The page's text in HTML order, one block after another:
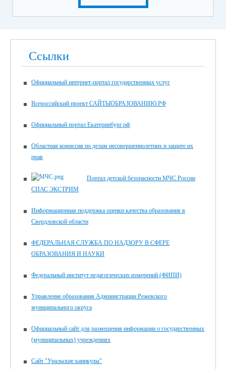
Ссылки
Официальный интернет-портал государственных услуг
Всероссийский проект САЙТЫОБРАЗОВАНИЮ.РФ
Официальный портал Екатеринбург.рф
Областная комиссия по делам несовершеннолетних и защите их
прав
Портал детской безопасности МЧС России
СПАС ЭКСТРИМ
Информационная поддержка оценки качества образования в
Свердловской области
ФЕДЕРАЛЬНАЯ СЛУЖБА ПО НАДЗОРУ В СФЕРЕ
ОБРАЗОВАНИЯ И НАУКИ
Федеральный институт педагогических измерений (ФИПИ)
Управление образования Администрации Режевского
муниципального округа
Официальный сайт для размещения информации о государственных
(муниципальных) учреждениях
Сайт "Уральские каникулы"